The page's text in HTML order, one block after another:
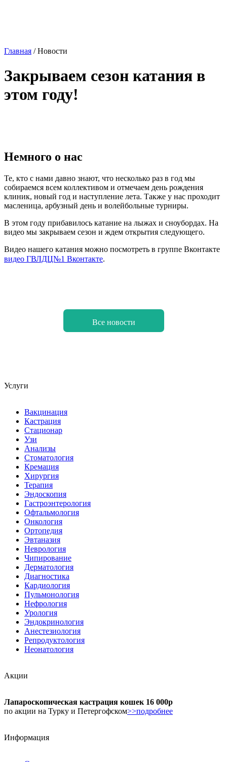
Главная /Новости
Закрываем сезон катания в
этом году!
Немного о нас
Те, кто с нами давно знают, что несколько раз в год мы
собираемся всем коллективом и отмечаем день рождения
клиник, новый год и наступление лета. Также у нас проходит
масленица, арбузный день и волейбольные турниры.
В этом году прибавилось катание на лыжах и сноубордах. На
видео мы закрываем сезон и ждем открытия следующего.
Видео нашего катания можно посмотреть в группе Вконтакте
видео ГВЛДЦ№1 Вконтакте. ⠀
Все новости
Услуги
Вакцинация
Кастрация
Стационар
Узи
Анализы
Стоматология
Кремация
Хирургия
Терапия
Эндоскопия
Гастроэнтерология
Офтальмология
Онкология
Ортопедия
Эвтаназия
Неврология
Чипирование
Дерматология
Диагностика
Кардиология
Пульмонология
Нефрология
Урология
Эндокринология
Анестезиология
Репродуктология
Неонатология
Акции
Лапароскопическая кастрация кошек 16 000р
по акции на Турку и Петергофском>>подробнее
Информация